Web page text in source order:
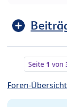
Seite 1 von
Foren-Übersicht